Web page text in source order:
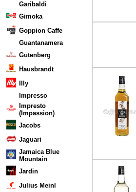
Garibaldi
Gimoka
Goppion Caffe
Guantanamera
Gutenberg
Hausbrandt
Illy
Impresso
Impresto
(Impassion)
Jacobs
Jaguari
Jamaica Blue
Mountain
Jardin
Julius Meinl